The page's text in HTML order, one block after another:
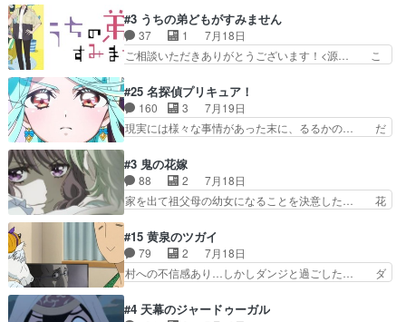
外あまり見どころがない。1… いや～、めちゃく
ちゃおもしろいね。瑞佳は… キャラデザが映える
のは勿論だけど脚本に歩…
なったからユリ確定！＼(^o^)／ラ… プロローグ
的な１話、２話からの浮世離れし… 茉里のボクシ
ングにかける真摯さ格好良かっ… 今回はゲストが
２名！ワンピースの作画さん… あほって言う茉里
母親を失い、アウェーの… ３話の地味に好きポイ
ントは、冒頭でララが… ボクシング部部員たちの
設定を公開！辻さん…
#3 うちの弟どもがすみません
37 1
7月18日
ご相談いただきありがとうございます！<源… こ
家事を頑張り過ぎてテストの結果が酷く… 糸ちゃ
んと源くん、類くんのお買い物シーン… ３話にし
てもう普通に物語が楽しみになっち… 類くんの将
来の夢が微笑ましいまだまだ甘え… 前髪ぱっつん
活するようになってからの話… 最後の「かわい
い」の破壊力よ…あれは成田… 糸と4人の弟の関
わり方がどう変化していく…
#25 名探偵プリキュア！
160 3
7月19日
現実には様々な事情があった末に、るるかの… だ
レール編の始まり、エリザさんの回で「… 「マジ
ラ」と言えば同時上映の「公タロウ」… キュアエ
クレールはやっぱりくれあだったか… エクレール
は誰だ編、遂に答え合わせの時だ… これで自分も
の何もない日常※もっと密着… LIMITかも知れな
い。キュアエクレール… ・解決編、完全に前4話
で謎解きさせるスタ…
#3 鬼の花嫁
88 2
7月18日
家を出て祖父母の幼女になることを決意した… 花
コミどころが多すぎてある意味おもしろ… 胸が凄
くスカッっとしたずっと苦痛を伴って… 祖父母に
人の心があってよかった。それにし… 柚子が家族
と決別する回柚子を傷つけた瑶太… 今期のアニメ
守る姿や祖母の語る玲夜の眼… 常に言ってるけ
#15 黄泉のツガイ
79 2
7月18日
村への不信感あり…しかしダンジと過ごした… ダ
ジとの思い出を振り返るユルの表情が本… それぞ
#4 天幕のジャードゥーガル